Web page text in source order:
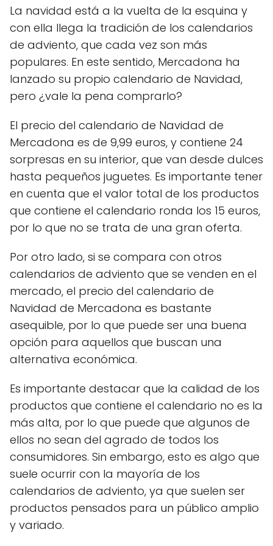
La navidad está a la vuelta de la esquina y
con ella llega la tradición de los calendarios
de adviento, que cada vez son más
populares. En este sentido, Mercadona ha
lanzado su propio calendario de Navidad,
pero ¿vale la pena comprarlo?
El precio del calendario de Navidad de
Mercadona es de 9,99 euros, y contiene 24
sorpresas en su interior, que van desde dulces
hasta pequeños juguetes. Es importante tener
en cuenta que el valor total de los productos
que contiene el calendario ronda los 15 euros,
por lo que no se trata de una gran oferta.
Por otro lado, si se compara con otros
calendarios de adviento que se venden en el
mercado, el precio del calendario de
Navidad de Mercadona es bastante
asequible, por lo que puede ser una buena
opción para aquellos que buscan una
alternativa económica.
Es importante destacar que la calidad de los
productos que contiene el calendario no es la
más alta, por lo que puede que algunos de
ellos no sean del agrado de todos los
consumidores. Sin embargo, esto es algo que
suele ocurrir con la mayoría de los
calendarios de adviento, ya que suelen ser
productos pensados para un público amplio
y variado.